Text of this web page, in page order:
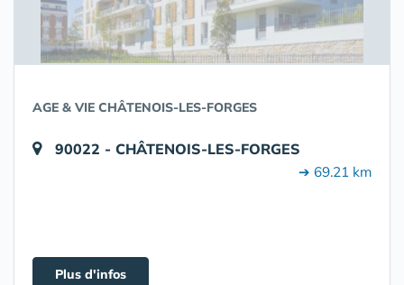
AGE & VIE CHÂTENOIS-LES-FORGES
90022 - CHÂTENOIS-LES-FORGES
➔ 69.21 km
Plus d'infos